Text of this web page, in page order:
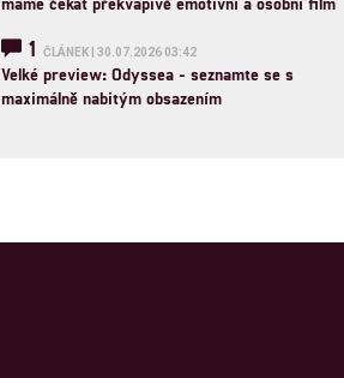
1 ČLÁNEK | 30.07.2026 03:42
Velké preview: Odyssea - seznamte se s
maximálně nabitým obsazením